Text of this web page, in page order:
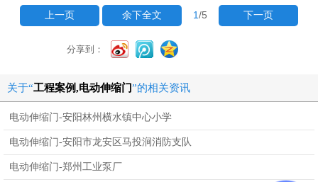
上一页 余下全文 1/5 下一页
分享到：
关于“工程案例,电动伸缩门”的相关资讯
电动伸缩门-安阳林州横水镇中心小学
电动伸缩门-安阳市龙安区马投涧消防支队
电动伸缩门-郑州工业泵厂